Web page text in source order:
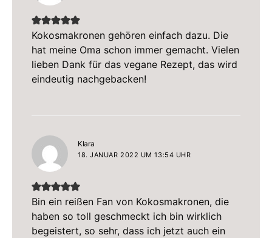
Kokosmakronen gehören einfach dazu. Die
hat meine Oma schon immer gemacht. Vielen
lieben Dank für das vegane Rezept, das wird
eindeutig nachgebacken!
Klara
18. JANUAR 2022 UM 13:54 UHR
Bin ein reißen Fan von Kokosmakronen, die
haben so toll geschmeckt ich bin wirklich
begeistert, so sehr, dass ich jetzt auch ein